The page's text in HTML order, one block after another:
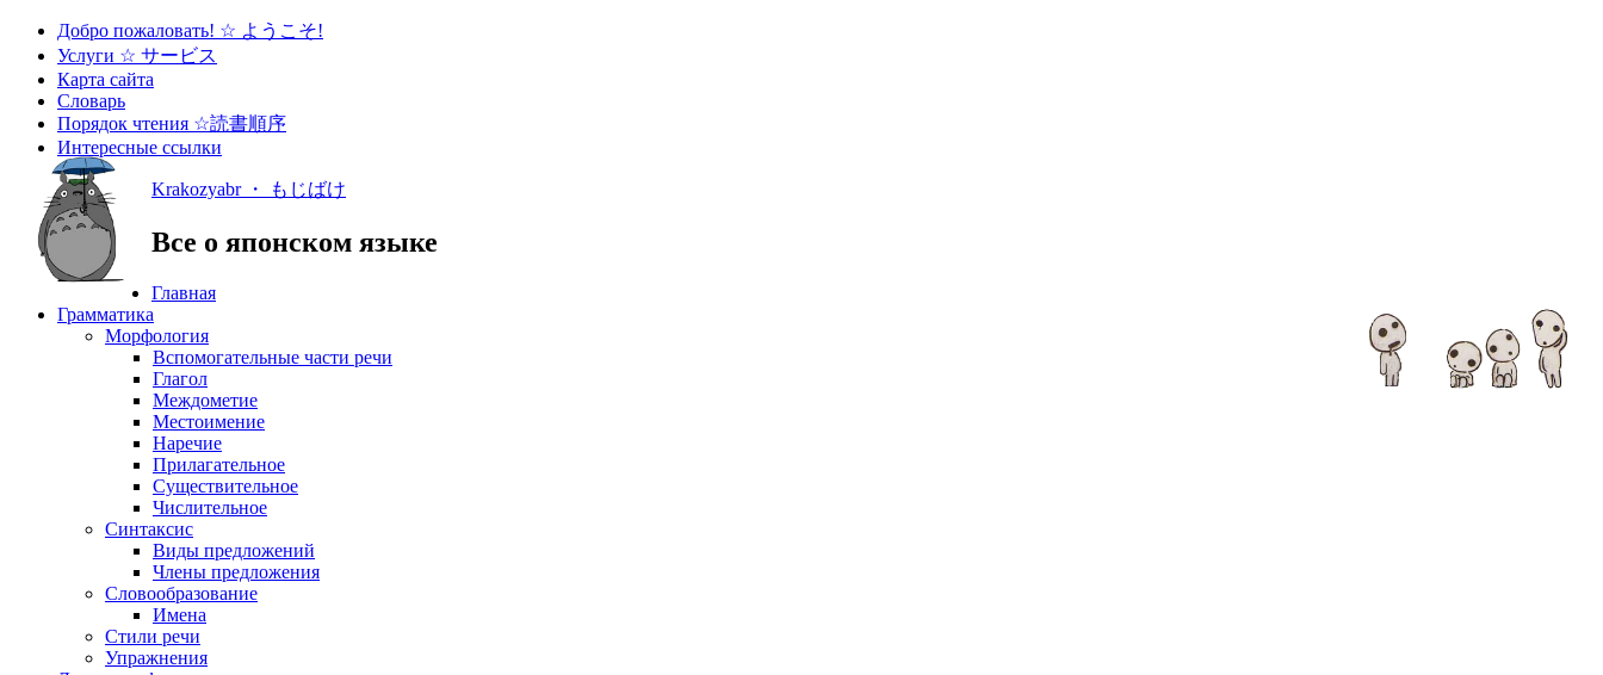
Добро пожаловать! ☆ ようこそ!
Услуги ☆ サービス
Карта сайта
Словарь
Порядок чтения ☆読書順序
Интересные ссылки
Krakozyabr ・ もじばけ
Все о японском языке
Главная
Грамматика
Морфология
Вспомогательные части речи
Глагол
Междометие
Местоимение
Наречие
Прилагательное
Существительное
Числительное
Синтаксис
Виды предложений
Члены предложения
Словообразование
Имена
Стили речи
Упражнения